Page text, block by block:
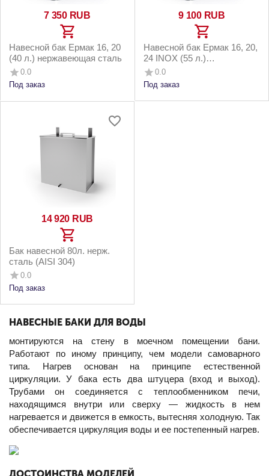
НАВЕСНЫЕ БАКИ ДЛЯ ВОДЫ
монтируются на стену в моечном помещении бани.
Работают по иному принципу, чем модели самоварного
типа. Нагрев основан на принципе естественной
циркуляции. У бака есть два штуцера (вход и выход).
Трубами он соединяется с теплообменником печи,
находящимся внутри или сверху — жидкость в нем
нагревается и движется в емкость, вытесняя холодную. Так
обеспечивается циркуляция воды и ее постепенный нагрев.
ДОСТОИНСТВА МОДЕЛЕЙ
7 350 RUB
Навесной бак Ермак 16, 20
(40 л.) нержавеющая сталь
0.0
Под заказ
9 100 RUB
Навесной бак Ермак 16, 20,
24 INOX (55 л.)
нержавеющая сталь
0.0
Под заказ
14 920 RUB
Бак навесной 80л. нерж.
сталь (AISI 304)
0.0
Под заказ